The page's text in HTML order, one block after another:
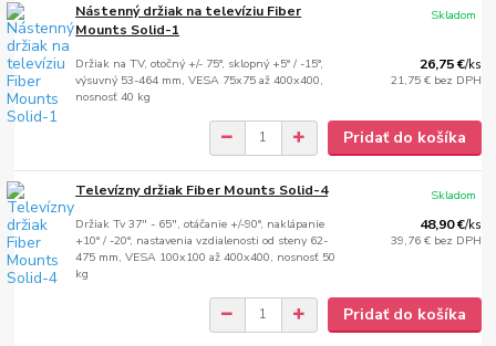
Nástenný držiak na televíziu Fiber
Mounts Solid-1
Držiak na TV, otočný +/- 75°, sklopný +5° / -15°,
výsuvný 53-464 mm, VESA 75x75 až 400x400,
nosnosť 40 kg
26,75 €/ks
21,75 € bez DPH
Skladom
Pridať do košíka
Televízny držiak Fiber Mounts Solid-4
Držiak Tv 37" - 65", otáčanie +/-90°, naklápanie
+10° / -20°, nastavenia vzdialenosti od steny 62-
475 mm, VESA 100x100 až 400x400, nosnosť 50
kg
48,90 €/ks
39,76 € bez DPH
Skladom
Pridať do košíka